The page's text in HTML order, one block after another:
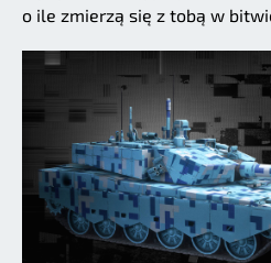
o ile zmierzą się z tobą w